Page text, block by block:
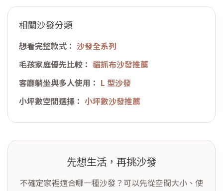
相關沙發分類
想看完整款式： 沙發全系列
毛孩家庭優先比較： 貓抓布沙發推薦
客廳躺坐與多人使用： L 型沙發
小坪數空間選擇： 小坪數沙發推薦
先想生活，再挑沙發
不確定家裡適合哪一種沙發？可以先從空間大小、使